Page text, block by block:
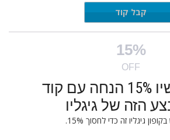
a Emailקבל קוד
15%
OFF
קבל עכשיו 15% הנחה עם קוד
הזה של גיגליו
גיגליו זה כדי לחסוך 15%.